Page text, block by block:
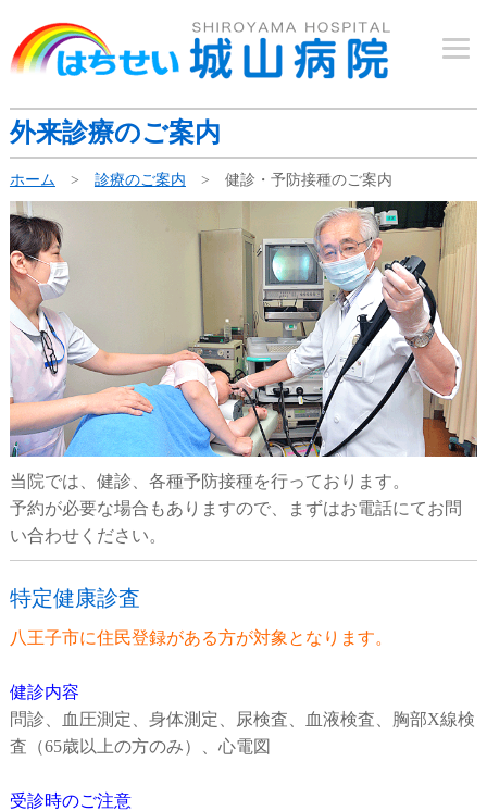
外来診療のご案内
ホーム > 診療のご案内 > 健診・予防接種のご案内
当院では、健診、各種予防接種を行っております。
予約が必要な場合もありますので、まずはお電話にてお問
い合わせください。
特定健康診査
八王子市に住民登録がある方が対象となります。
健診内容
問診、血圧測定、身体測定、尿検査、血液検査、胸部X線検
査（65歳以上の方のみ）、心電図
受診時のご注意